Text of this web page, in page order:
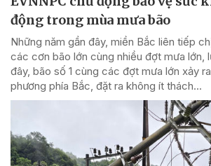
động trong mùa mưa bão
Những năm gần đây, miền Bắc liên tiếp
các cơn bão lớn cùng nhiều đợt mưa lớn,
đây, bão số 1 cùng các đợt mưa lớn xảy
phương phía Bắc, đặt ra không ít thách...